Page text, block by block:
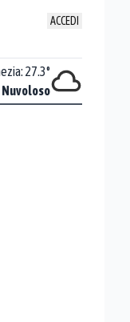
ACCEDI
: 27.3°
Nuvoloso